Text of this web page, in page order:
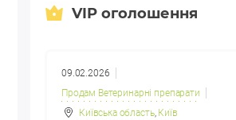
VIP оголошення
09.02.2026
Продам Ветеринарні препарати
Київська область, Київ